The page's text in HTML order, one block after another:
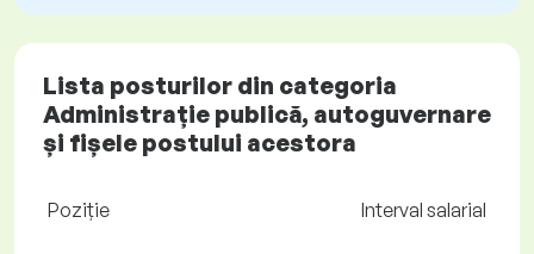
Lista posturilor din categoria
Administrație publică, autoguvernare
și fișele postului acestora
Poziţie Interval salarial